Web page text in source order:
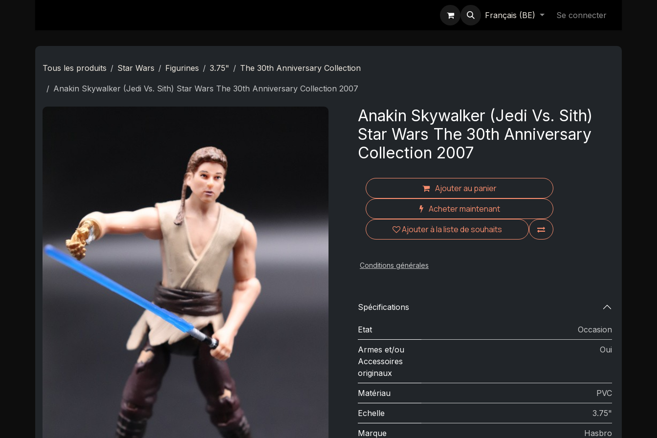
Français (BE) Se connecter
Tous les produits Star Wars Figurines 3.75" The 30th Anniversary Collection
Anakin Skywalker (Jedi Vs. Sith) Star Wars The 30th Anniversary Collection 2007
Anakin Skywalker (Jedi Vs. Sith)
Star Wars The 30th Anniversary
Collection 2007
Ajouter au panier
Acheter maintenant
Ajouter à la liste de souhaits
Conditions générales
Spécifications
Etat Occasion
Armes et/ou
Accessoires
originaux
Oui
Matériau PVC
Echelle 3.75"
Marque Hasbro